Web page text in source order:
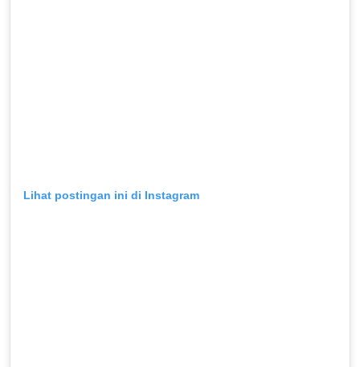
Lihat postingan ini di Instagram